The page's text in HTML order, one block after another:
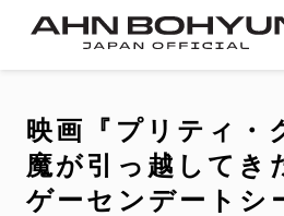
OFFICIAL MENU
MEMBERSHIP MENU
FC NEWSVIDEO GALLERY
arrow_rightJOIN US arrow_rightLOGIN
映画『プリティ・
魔が引っ越してき
ゲーセンデートシ